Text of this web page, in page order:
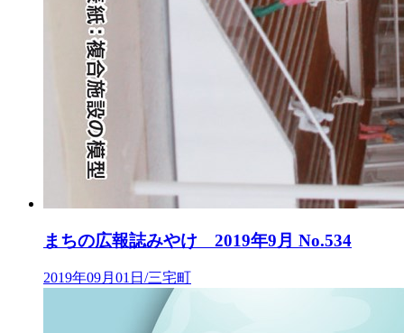
まちの広報誌みやけ 2019年9月 No.534
2019年09月01日/三宅町